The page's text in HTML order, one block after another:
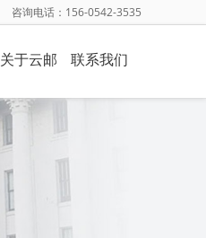
咨询电话：156-0542-3535
关于云邮 联系我们